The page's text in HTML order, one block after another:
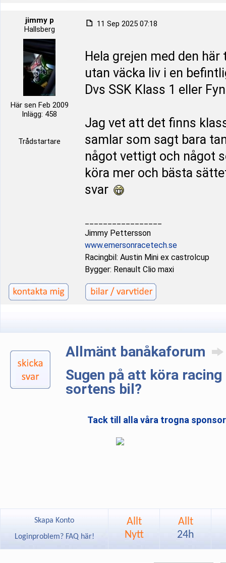
jimmy p
Hallsberg
Här sen Feb 2009
Inlägg: 458
Trådstartare
11 Sep 2025 07:18
Hela grejen med den
utan väcka liv i en
Dvs SSK Klass 1 eller
Jag vet att det finns
samlar som sagt bara
något vettigt och något
köra mer och bästa
svar
Jimmy Pettersson
www.emersonracetech.se
Racingbil: Austin Mini ex castrolcup
Bygger: Renault Clio maxi
Allmänt banåkaforum
Sugen på att köra
sortens bil?
Tack till alla våra trogna
Skapa Konto
Loginproblem? FAQ här!
Allt
Nytt
Allt
24h